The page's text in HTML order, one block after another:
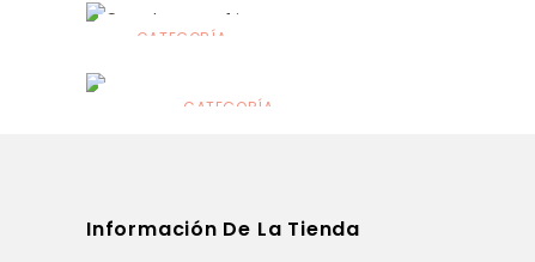
CATEGORÍA
CATEGORÍA
Información De La Tienda